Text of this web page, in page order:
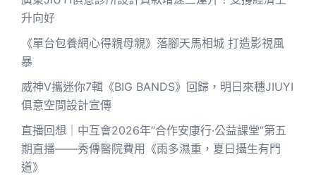
升向好
《單台包養網心得親母親》落腳天馬相城 打造影視風
暴
威神V攜迷你7輯《BIG BANDS》回歸，明日來穗JIUYI
俱意空間設計宣傳
直播回想｜中互會2026年“合作安康行·公益課堂”第五
期直播——秀傳醫院費用《雨多濕重，夏日攝生有門
道》